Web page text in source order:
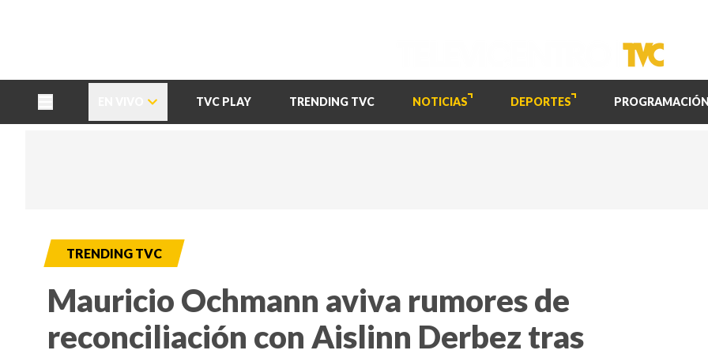
TVC PLAY TRENDING TVC NOTICIAS DEPORTES PROGRAMACIÓN
TRENDING TVC
Mauricio Ochmann aviva rumores de
reconciliación con Aislinn Derbez tras